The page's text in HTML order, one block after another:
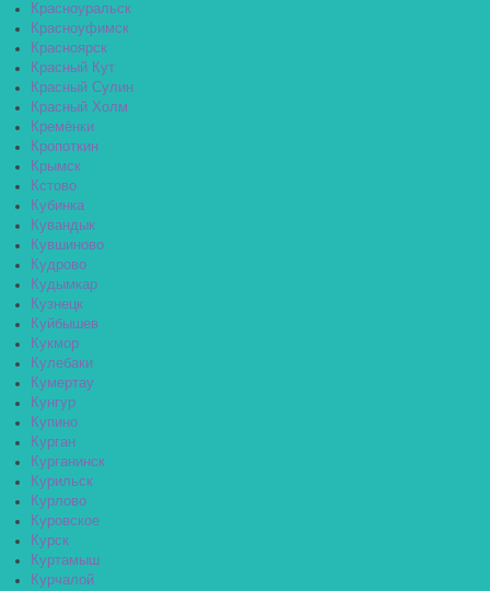
Красноуральск
Красноуфимск
Красноярск
Красный Кут
Красный Сулин
Красный Холм
Кремёнки
Кропоткин
Крымск
Кстово
Кубинка
Кувандык
Кувшиново
Кудрово
Кудымкар
Кузнецк
Куйбышев
Кукмор
Кулебаки
Кумертау
Кунгур
Купино
Курган
Курганинск
Курильск
Курлово
Куровское
Курск
Куртамыш
Курчалой